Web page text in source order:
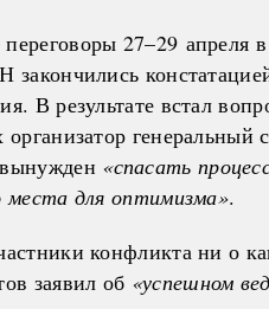
27–29 апреля
В результате встал
организатор
«спасать
места для оптимизма».
конфликта ни о
заявил об «успешном